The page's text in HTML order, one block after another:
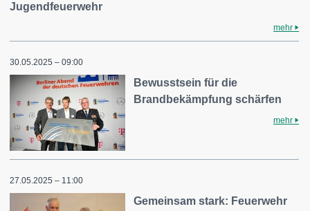
Jugendfeuerwehr
mehr
30.05.2025 – 09:00
Bewusstsein für die
Brandbekämpfung schärfen
mehr
27.05.2025 – 11:00
Gemeinsam stark: Feuerwehr